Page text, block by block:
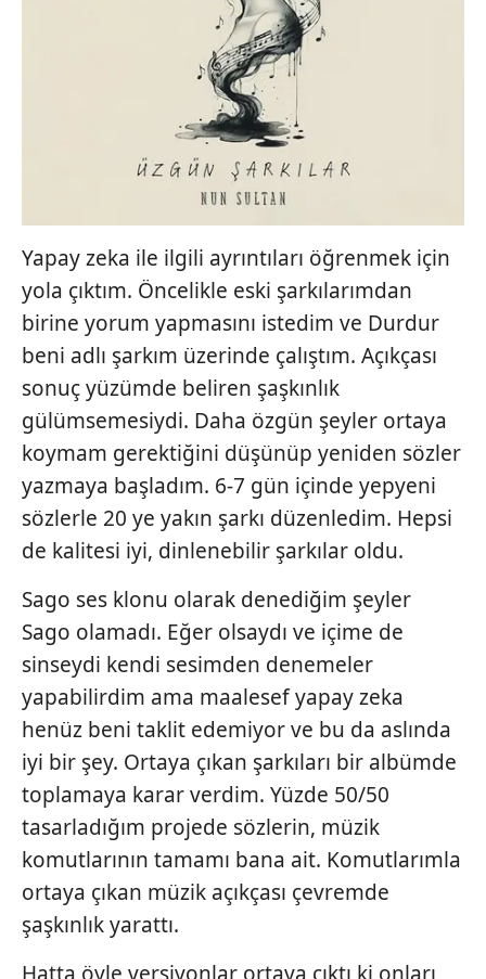
Yapay zeka ile ilgili ayrıntıları öğrenmek için
yola çıktım. Öncelikle eski şarkılarımdan
birine yorum yapmasını istedim ve Durdur
beni adlı şarkım üzerinde çalıştım. Açıkçası
sonuç yüzümde beliren şaşkınlık
gülümsemesiydi. Daha özgün şeyler ortaya
koymam gerektiğini düşünüp yeniden sözler
yazmaya başladım. 6-7 gün içinde yepyeni
sözlerle 20 ye yakın şarkı düzenledim. Hepsi
de kalitesi iyi, dinlenebilir şarkılar oldu.
Sago ses klonu olarak denediğim şeyler
Sago olamadı. Eğer olsaydı ve içime de
sinseydi kendi sesimden denemeler
yapabilirdim ama maalesef yapay zeka
henüz beni taklit edemiyor ve bu da aslında
iyi bir şey. Ortaya çıkan şarkıları bir albümde
toplamaya karar verdim. Yüzde 50/50
tasarladığım projede sözlerin, müzik
komutlarının tamamı bana ait. Komutlarımla
ortaya çıkan müzik açıkçası çevremde
şaşkınlık yarattı.